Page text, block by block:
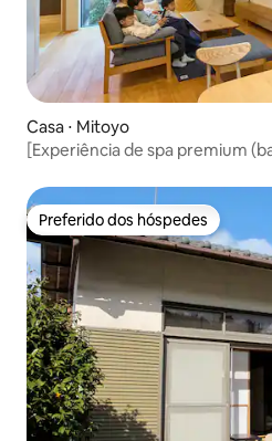
Casa ⋅ Mitoyo
[Experiência de spa premium
inteira privativa /
carregamento de veículos
Preferido dos hóspedes
Preferido dos hóspedes